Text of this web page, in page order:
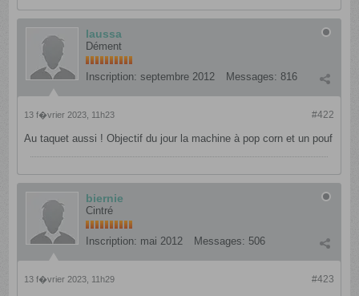
laussa
Dément
Inscription: septembre 2012 Messages: 816
#422
13 f�vrier 2023, 11h23
Au taquet aussi ! Objectif du jour la machine à pop corn et un pouf
biernie
Cintré
Inscription: mai 2012 Messages: 506
#423
13 f�vrier 2023, 11h29